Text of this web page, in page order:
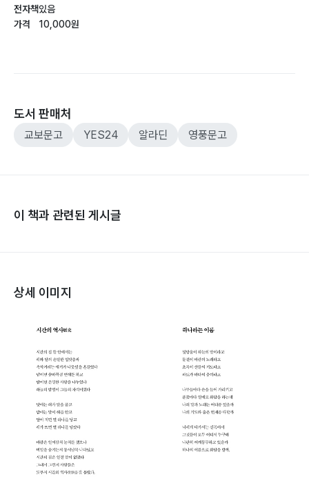
전자책
가격
있음
10,000원
도서 판매처
교보문고 YES24 알라딘 영풍문고
이 책과 관련된 게시글
상세 이미지